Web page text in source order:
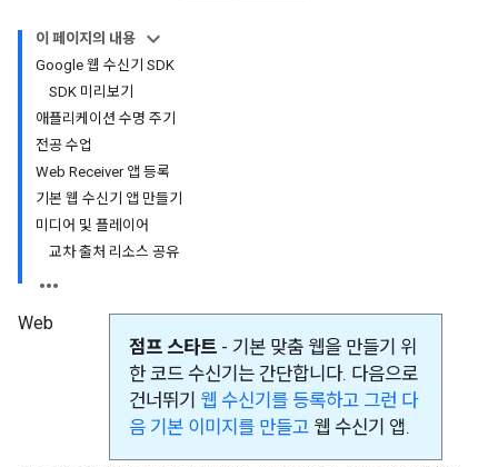
이 페이지의 내용
Google 웹 수신기 SDK
SDK 미리보기
애플리케이션 수명 주기
전공 수업
Web Receiver 앱 등록
기본 웹 수신기 앱 만들기
미디어 및 플레이어
교차 출처 리소스 공유
점프 스타트 - 기본 맞춤 웹을 만들기 위
한 코드 수신기는 간단합니다. 다음으로
건너뛰기 웹 수신기를 등록하고 그런 다
음 기본 이미지를 만들고 웹 수신기 앱.
Web